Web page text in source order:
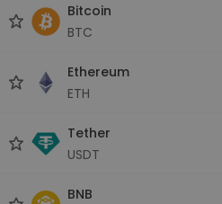
Bitcoin
BTC
Ethereum
ETH
Tether
USDT
BNB